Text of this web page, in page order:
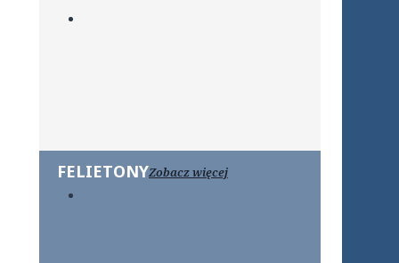
FELIETONYZobacz więcej